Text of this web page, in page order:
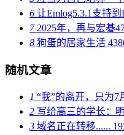
6 让Emlog5.3.1支持到
72025年，再与宏碁
8 狗蛋的居家生活
随机文章
1 “我”的离开，只为7
2 写给高三的学长：
3 域名正在转移......